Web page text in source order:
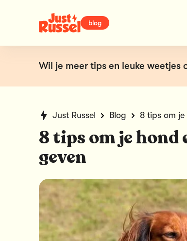
blog
Wil je meer tips en leuke weetjes
Just Russel Blog
8 tips om je hond
geven